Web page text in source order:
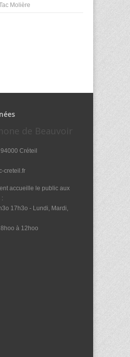
Molière
de Beauvoir
Créteil
creteil.fr
accueille le public aux
17h3o - Lundi, Mardi,
à 12hoo